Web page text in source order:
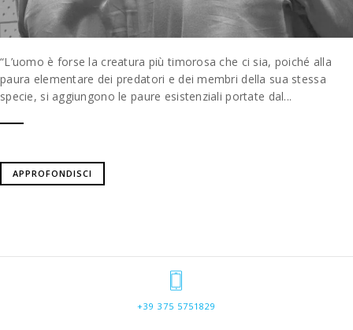
“L’uomo è forse la creatura più timorosa che ci sia, poiché alla
paura elementare dei predatori e dei membri della sua stessa
specie, si aggiungono le paure esistenziali portate dal...
APPROFONDISCI
+39 375 5751829